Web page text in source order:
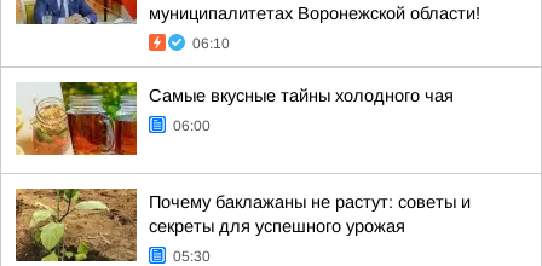
муниципалитетах Воронежской области!
06:10
Самые вкусные тайны холодного чая
06:00
Почему баклажаны не растут: советы и
секреты для успешного урожая
05:30